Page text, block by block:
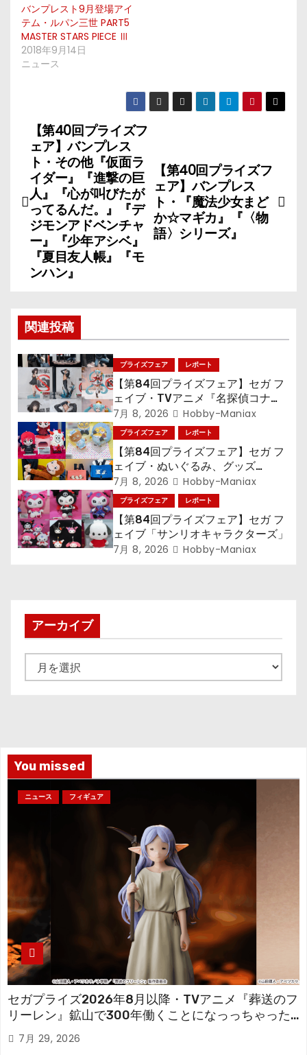
バンプレスト9月登場アイ
テム・ルパン三世 PART5
MASTER STARS PIECE Ⅲ
2018年9月14日
ニュース
投
稿
ナ
ビ
ゲ
ー
シ
ョ
ン
【第40回プライズフ
ェア】バンプレス
ト・『魔法少女まど
か☆マギカ』『〈物
語〉シリーズ』
【第40回プライズフ
ェア】バンプレス
ト・その他『仮面ラ
イダー』『進撃の巨
人』『心が叫びたが
ってるんだ。』『デ
ジモンアドベンチャ
ー』『少年アシベ』
『夏目友人帳』『モ
ンハン』
関連投稿
プライズフェア レポート
【第84回プライズフェア】セガ フ
ェイブ・TVアニメ『名探偵コナ
ン』TVアニメ『呪術廻戦』『〈物
語〉シリーズ』「初音ミク」
7月 8, 2026 Hobby-Maniax
プライズフェア レポート
【第84回プライズフェア】セガ フ
ェイブ・ぬいぐるみ、グッズ
『LiSA』『ミニオン』『おさるの
ジョージ』『ポケットモンスター』
7月 8, 2026 Hobby-Maniax
プライズフェア レポート
【第84回プライズフェア】セガ フ
ェイブ「サンリオキャラクターズ」
7月 8, 2026 Hobby-Maniax
アーカイブ
ー
You missed
ニュース フィギュア
セガプライズ2026年8月以降・TVアニメ『葬送のフ
リーレン』鉱山で300年働くことになっっちゃった
「フリーレン」を立体化！
7月 29, 2026